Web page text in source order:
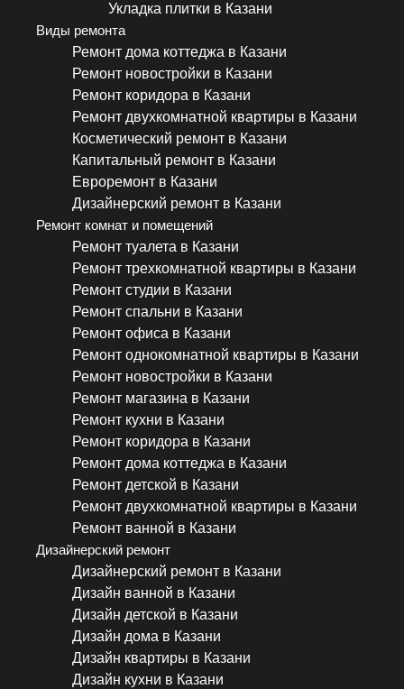
Укладка плитки в Казани
Виды ремонта
Ремонт дома коттеджа в Казани
Ремонт новостройки в Казани
Ремонт коридора в Казани
Ремонт двухкомнатной квартиры в Казани
Косметический ремонт в Казани
Капитальный ремонт в Казани
Евроремонт в Казани
Дизайнерский ремонт в Казани
Ремонт комнат и помещений
Ремонт туалета в Казани
Ремонт трехкомнатной квартиры в Казани
Ремонт студии в Казани
Ремонт спальни в Казани
Ремонт офиса в Казани
Ремонт однокомнатной квартиры в Казани
Ремонт новостройки в Казани
Ремонт магазина в Казани
Ремонт кухни в Казани
Ремонт коридора в Казани
Ремонт дома коттеджа в Казани
Ремонт детской в Казани
Ремонт двухкомнатной квартиры в Казани
Ремонт ванной в Казани
Дизайнерский ремонт
Дизайнерский ремонт в Казани
Дизайн ванной в Казани
Дизайн детской в Казани
Дизайн дома в Казани
Дизайн квартиры в Казани
Дизайн кухни в Казани